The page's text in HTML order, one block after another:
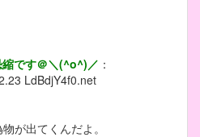
です＠＼(^o^)／ ：
LdBdjY4f0.net
が出てくんだよ。